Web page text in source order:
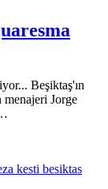
Beşiktaş'ın
menajeri Jorge